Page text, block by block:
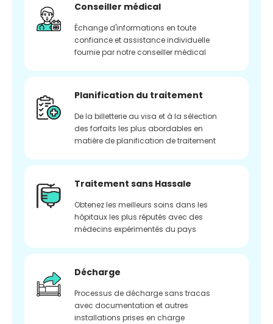
Conseiller médical
Échange d'informations en toute
confiance et assistance individuelle
fournie par notre conseiller médical
Planification du traitement
De la billetterie au visa et à la sélection
des forfaits les plus abordables en
matière de planification de traitement
Traitement sans Hassale
Obtenez les meilleurs soins dans les
hôpitaux les plus réputés avec des
médecins expérimentés du pays
Décharge
Processus de décharge sans tracas
avec documentation et autres
installations prises en charge